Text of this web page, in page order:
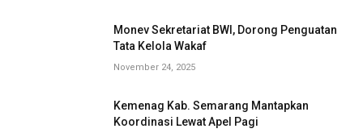
Monev Sekretariat BWI, Dorong Penguatan
Tata Kelola Wakaf
November 24, 2025
Kemenag Kab. Semarang Mantapkan
Koordinasi Lewat Apel Pagi